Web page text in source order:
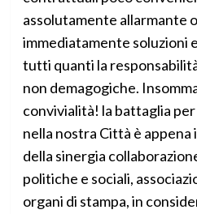
assolutamente allarmante
immediatamente soluzioni
tutti quanti la
non demagogiche.
convivialità! la battaglia
nella nostra Città è appena
della sinergia
politiche e sociali,
organi di stampa, in